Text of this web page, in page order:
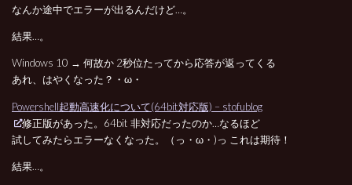
なんか途中でエラーが出るんだけど…。
結果…。
Windows 10 → 何故か 2秒位たってから応答が返ってくる
あれ、はやくなった？・ω・
Powershell起動高速化について(64bit対応版) – stofublog
修正版があった。64bit 非対応だったのか…なるほど
試してみたらエラーなくなった。（っ・ω・)っ これは期待！
結果…。